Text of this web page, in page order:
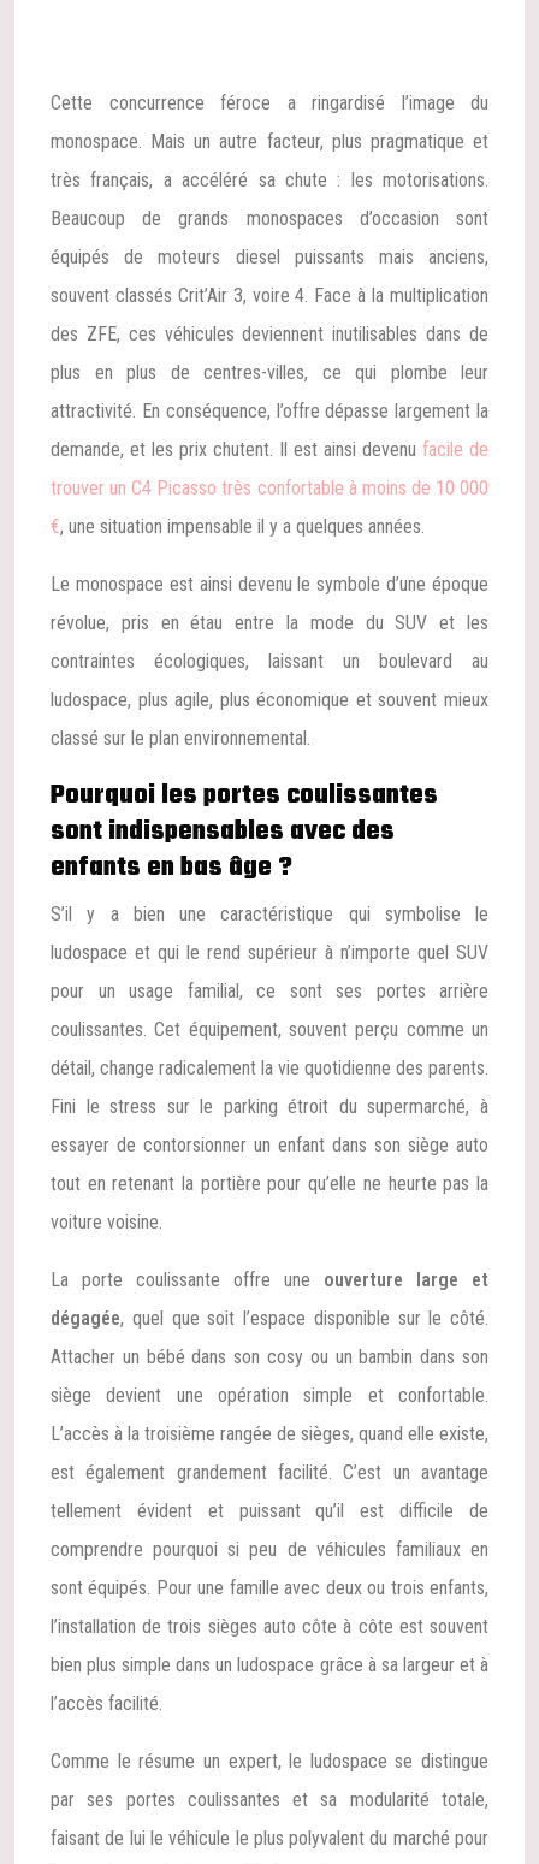
Cette concurrence féroce a ringardisé l’image du
monospace. Mais un autre facteur, plus pragmatique et
très français, a accéléré sa chute : les motorisations.
Beaucoup de grands monospaces d’occasion sont
équipés de moteurs diesel puissants mais anciens,
souvent classés Crit’Air 3, voire 4. Face à la multiplication
des ZFE, ces véhicules deviennent inutilisables dans de
plus en plus de centres-villes, ce qui plombe leur
attractivité. En conséquence, l’offre dépasse largement la
demande, et les prix chutent. Il est ainsi devenu facile de
trouver un C4 Picasso très confortable à moins de 10 000
€, une situation impensable il y a quelques années.
Le monospace est ainsi devenu le symbole d’une époque
révolue, pris en étau entre la mode du SUV et les
contraintes écologiques, laissant un boulevard au
ludospace, plus agile, plus économique et souvent mieux
classé sur le plan environnemental.
Pourquoi les portes coulissantes
sont indispensables avec des
enfants en bas âge ?
S’il y a bien une caractéristique qui symbolise le
ludospace et qui le rend supérieur à n’importe quel SUV
pour un usage familial, ce sont ses portes arrière
coulissantes. Cet équipement, souvent perçu comme un
détail, change radicalement la vie quotidienne des parents.
Fini le stress sur le parking étroit du supermarché, à
essayer de contorsionner un enfant dans son siège auto
tout en retenant la portière pour qu’elle ne heurte pas la
voiture voisine.
La porte coulissante offre une ouverture large et
dégagée, quel que soit l’espace disponible sur le côté.
Attacher un bébé dans son cosy ou un bambin dans son
siège devient une opération simple et confortable.
L’accès à la troisième rangée de sièges, quand elle existe,
est également grandement facilité. C’est un avantage
tellement évident et puissant qu’il est difficile de
comprendre pourquoi si peu de véhicules familiaux en
sont équipés. Pour une famille avec deux ou trois enfants,
l’installation de trois sièges auto côte à côte est souvent
bien plus simple dans un ludospace grâce à sa largeur et à
l’accès facilité.
Comme le résume un expert, le ludospace se distingue
par ses portes coulissantes et sa modularité totale,
faisant de lui le véhicule le plus polyvalent du marché pour